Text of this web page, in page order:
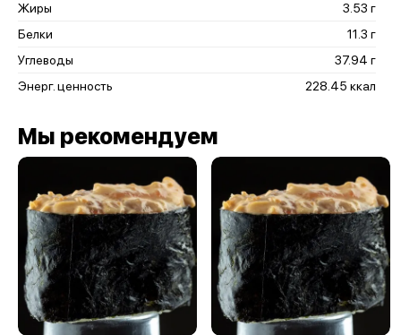
Жиры
3.53 г
Белки
11.3 г
Углеводы
37.94 г
Энерг. ценность
228.45 ккал
Мы рекомендуем